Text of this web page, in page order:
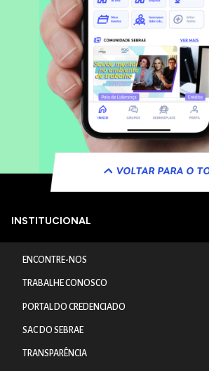
VOLTAR PARA O
INSTITUCIONAL
ENCONTRE-NOS
TRABALHE CONOSCO
PORTAL DO CREDENCIADO
SAC DO SEBRAE
TRANSPARÊNCIA